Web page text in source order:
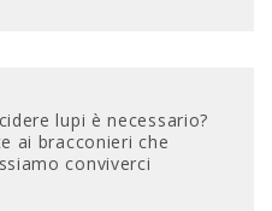
lupi è necessario?
ai bracconieri che
conviverci